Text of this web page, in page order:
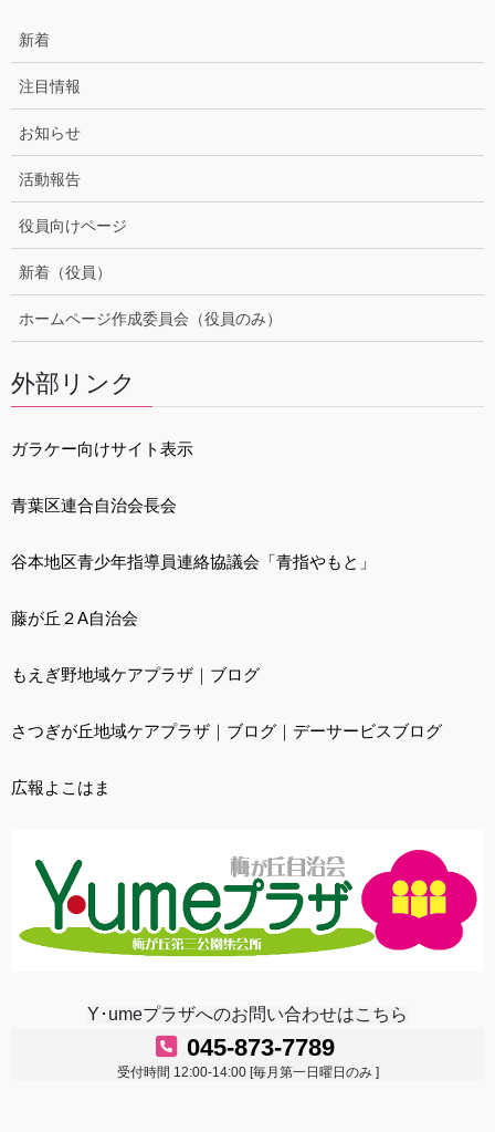
新着
注目情報
お知らせ
活動報告
役員向けページ
新着（役員）
ホームページ作成委員会（役員のみ）
外部リンク
ガラケー向けサイト表示
青葉区連合自治会長会
谷本地区青少年指導員連絡協議会「青指やもと」
藤が丘２A自治会
もえぎ野地域ケアプラザ ｜ ブログ
さつぎが丘地域ケアプラザ ｜ ブログ ｜ デーサービスブログ
広報よこはま
Y･umeプラザへのお問い合わせはこちら
045-873-7789
受付時間 12:00-14:00 [毎月第一日曜日のみ ]